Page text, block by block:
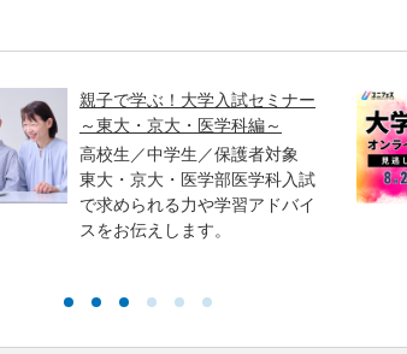
親子で学ぶ！大学入試セミナー
～東大・京大・医学科編～
高校生／中学生／保護者対象
東大・京大・医学部医学科入試
で求められる力や学習アドバイ
スをお伝えします。